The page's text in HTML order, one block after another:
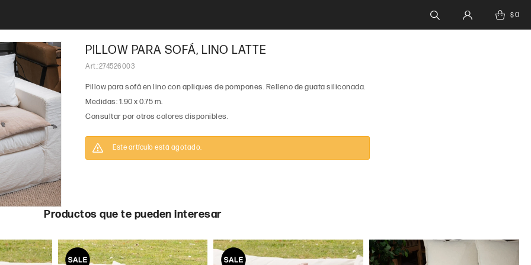
$0
PILLOW PARA SOFÁ, LINO LATTE
274526003
Pillow para sofá en lino con apliques de pompones. Relleno de guata siliconada.
Medidas: 1.90 x 0.75 m.
Consultar por otros colores disponibles.
Este artículo está agotado.
Productos que te pueden interesar